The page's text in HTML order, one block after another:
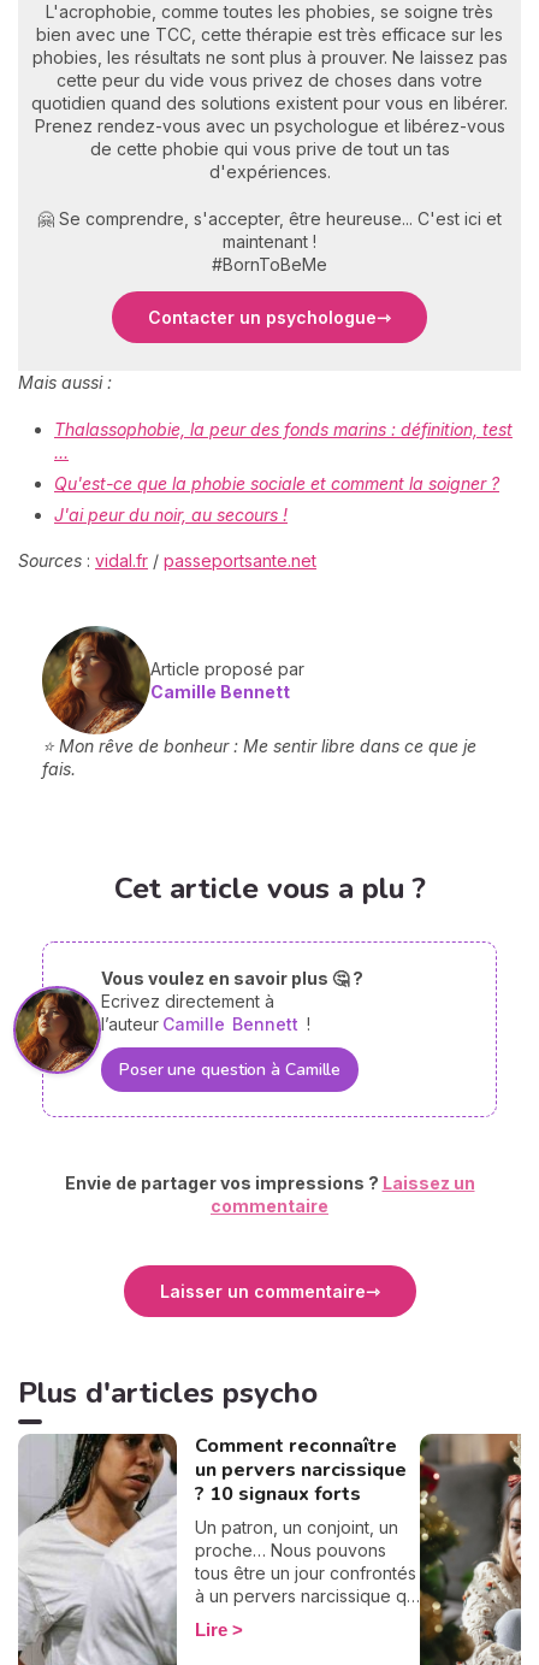
L'acrophobie, comme toutes les phobies, se soigne très
bien avec une TCC, cette thérapie est très efficace sur les
phobies, les résultats ne sont plus à prouver. Ne laissez pas
cette peur du vide vous privez de choses dans votre
quotidien quand des solutions existent pour vous en libérer.
Prenez rendez-vous avec un psychologue et libérez-vous
de cette phobie qui vous prive de tout un tas
d'expériences.
🤗 Se comprendre, s'accepter, être heureuse... C'est ici et
maintenant !
#BornToBeMe
Contacter un psychologue
Mais aussi :
Thalassophobie, la peur des fonds marins : définition, test
...
Qu'est-ce que la phobie sociale et comment la soigner ?
J'ai peur du noir, au secours !
Sources : vidal.fr / passeportsante.net
Article proposé par
Camille Bennett
⭐ Mon rêve de bonheur : Me sentir libre dans ce que je
fais.
Cet article vous a plu ?
Vous voulez en savoir plus 🤔 ?
Ecrivez directement à
l’auteur Camille Bennett !
Poser une question à Camille
Envie de partager vos impressions ? Laissez un
commentaire
Laisser un commentaire
Plus d'articles psycho
Comment reconnaître
un pervers narcissique
? 10 signaux forts
Un patron, un conjoint, un
proche… Nous pouvons
tous être un jour confrontés
à un pervers narcissique qui
nous entraînera dans une
spirale destructrice.
Lire